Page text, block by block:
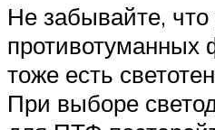
Не забывайте, что
противотуманных
тоже есть
При выборе